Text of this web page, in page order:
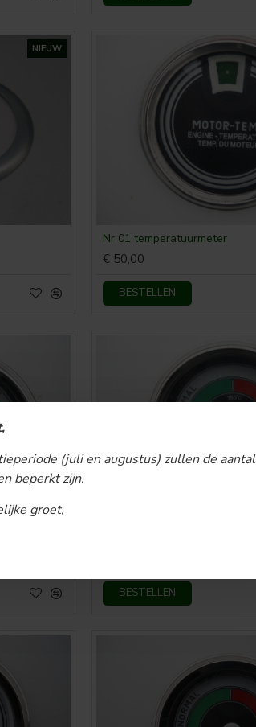
(juli en augustus) zullen de aantal
beperkt zijn.
groet,
NIEUW
Nr 01 temperatuurmeter
€ 50,00
BESTELLEN
BESTELLEN